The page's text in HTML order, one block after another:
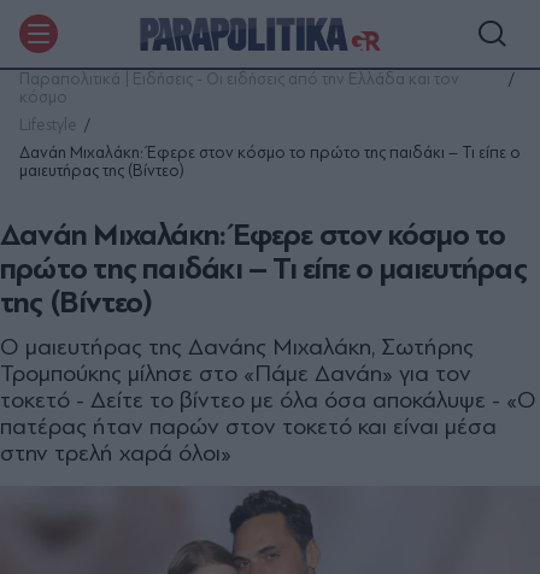
Παραπολιτικά | Ειδήσεις - Οι ειδήσεις από την Ελλάδα και τον
κόσμο
Lifestyle
Δανάη Μιχαλάκη: Έφερε στον κόσμο το πρώτο της παιδάκι – Τι είπε ο
μαιευτήρας της (Βίντεο)
Δανάη Μιχαλάκη: Έφερε στον κόσμο το
πρώτο της παιδάκι – Τι είπε ο μαιευτήρας
της (Βίντεο)
Ο μαιευτήρας της Δανάης Μιχαλάκη, Σωτήρης
Τρομπούκης μίλησε στο «Πάμε Δανάη» για τον
τοκετό - Δείτε το βίντεο με όλα όσα αποκάλυψε - «Ο
πατέρας ήταν παρών στον τοκετό και είναι μέσα
στην τρελή χαρά όλοι»